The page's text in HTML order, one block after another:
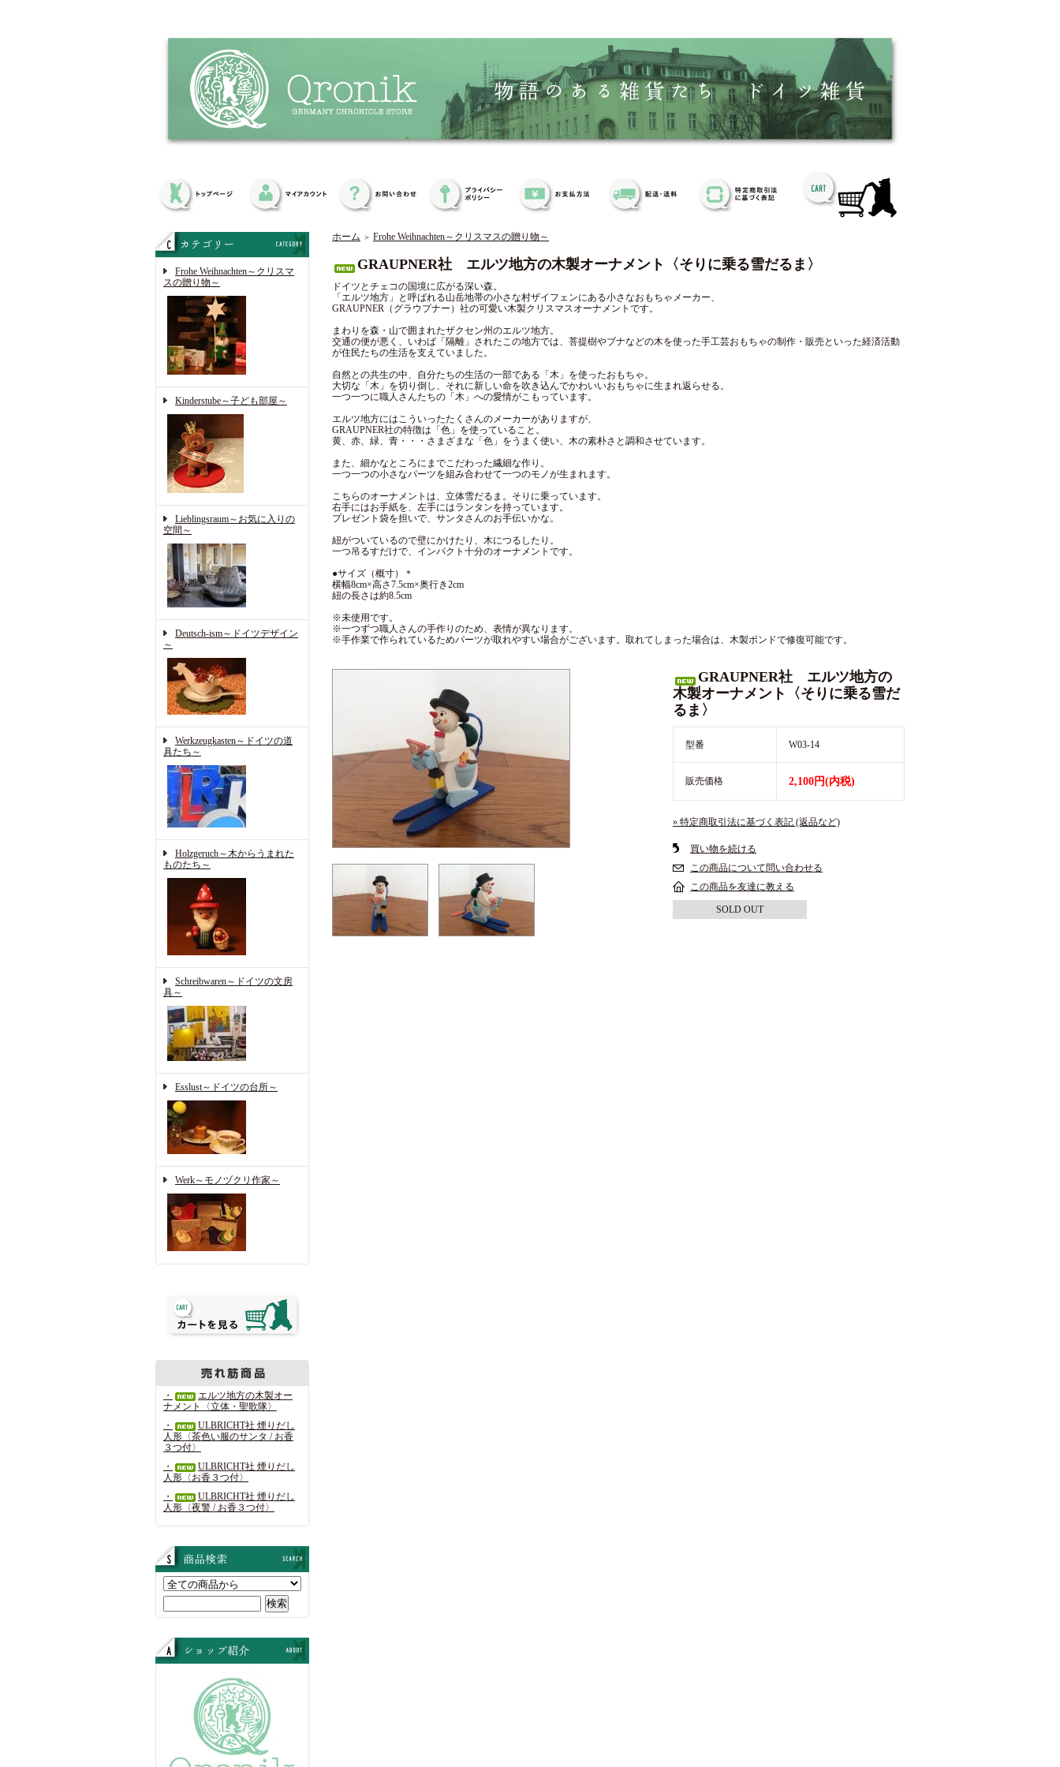
Frohe Weihnachten～クリスマ
スの贈り物～
Kinderstube～子ども部屋～
Lieblingsraum～お気に入りの
空間～
Deutsch-ism～ドイツデザイン
～
Werkzeugkasten～ドイツの道
具たち～
Holzgeruch～木からうまれた
ものたち～
Schreibwaren～ドイツの文房
具～
Esslust～ドイツの台所～
Werk～モノヅクリ作家～
・
エルツ地方の木製オー
ナメント〈立体・聖歌隊〉
・
ULBRICHT社 煙りだし
人形〈茶色い服のサンタ / お香
３つ付〉
・
ULBRICHT社 煙りだし
人形〈お香３つ付〉
・
ULBRICHT社 煙りだし
人形〈夜警 / お香３つ付〉
ホーム ＞ Frohe Weihnachten～クリスマスの贈り物～
GRAUPNER社 エルツ地方の木製オーナメント〈そりに乗る雪だるま〉
ドイツとチェコの国境に広がる深い森。
「エルツ地方」と呼ばれる山岳地帯の小さな村ザイフェンにある小さなおもちゃメーカー、
GRAUPNER（グラウプナー）社の可愛い木製クリスマスオーナメントです。
まわりを森・山で囲まれたザクセン州のエルツ地方。
交通の便が悪く、いわば「隔離」されたこの地方では、菩提樹やブナなどの木を使った手工芸おもちゃの制作・販売といった経済活動
が住民たちの生活を支えていました。
自然との共生の中、自分たちの生活の一部である「木」を使ったおもちゃ。
大切な「木」を切り倒し、それに新しい命を吹き込んでかわいいおもちゃに生まれ返らせる。
一つ一つに職人さんたちの「木」への愛情がこもっています。
エルツ地方にはこういったたくさんのメーカーがありますが、
GRAUPNER社の特徴は「色」を使っていること。
黄、赤、緑、青・・・さまざまな「色」をうまく使い、木の素朴さと調和させています。
また、細かなところにまでこだわった繊細な作り。
一つ一つの小さなパーツを組み合わせて一つのモノが生まれます。
こちらのオーナメントは、立体雪だるま。そりに乗っています。
右手にはお手紙を、左手にはランタンを持っています。
プレゼント袋を担いで、サンタさんのお手伝いかな。
紐がついているので壁にかけたり、木につるしたり。
一つ吊るすだけで、インパクト十分のオーナメントです。
●サイズ（概寸）＊
横幅8cm×高さ7.5cm×奥行き2cm
紐の長さは約8.5cm
※未使用です。
※一つずつ職人さんの手作りのため、表情が異なります。
※手作業で作られているためパーツが取れやすい場合がございます。取れてしまった場合は、木製ボンドで修復可能です。
GRAUPNER社 エルツ地方の
木製オーナメント〈そりに乗る雪だ
るま〉
型番 W03-14
販売価格 2,100円(内税)
» 特定商取引法に基づく表記 (返品など)
買い物を続ける
この商品について問い合わせる
この商品を友達に教える
SOLD OUT